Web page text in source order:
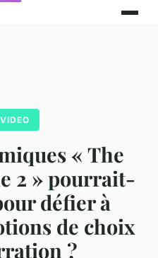
« The
2 » pourrait-
défier à
de choix
?